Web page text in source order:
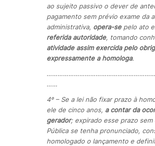
ao sujeito passivo o dever de
pagamento sem prévio exame da
administrativa, opera-sepelo ato
referida autoridade, tomando
atividade assim exercida pelo
expressamente a homologa.
……
4º – Se a lei não fixar prazo à
ele de cinco anos, a contar da
gerador; expirado esse prazo sem
Pública se tenha pronunciado,
homologado o lançamento e